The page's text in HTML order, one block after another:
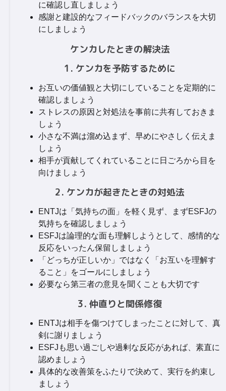
に確認し直しましょう
感謝と建設的なフィードバックのバランスを大切
にしましょう
ケンカしたときの解決法
1. ケンカを予防するために
お互いの価値観と大切にしていることを定期的に
確認しましょう
ストレスの原因と対処法を事前に共有しておきま
しょう
小さな不満は溜め込まず、早めにやさしく伝えま
しょう
相手が貢献してくれていることに日ごろから目を
向けましょう
2. ケンカが起きたときの対処法
ENTJは「気持ちの面」を軽く見ず、まずESFJの
気持ちを確認しましょう
ESFJは論理的な面も理解しようとして、感情的な
反応をいったん保留しましょう
「どっちが正しいか」ではなく「お互いを理解す
ること」をゴールにしましょう
必要なら第三者の意見を聞くことも大切です
3. 仲直りと関係修復
ENTJは相手を傷つけてしまったことに対して、真
剣に謝りましょう
ESFJも思い過ごしや過剰な反応があれば、素直に
認めましょう
具体的な改善策をふたりで決めて、実行を約束し
ましょう